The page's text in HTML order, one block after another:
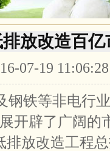
放改造百
07-19
钢铁等非电行
开辟了广阔的
排放改造工程